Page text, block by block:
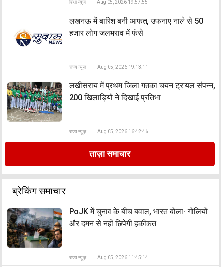
शिक्षा न्यूज़ Aug 05, 2026 19:57:55
लखनऊ में बारिश बनी आफत, उफनाए नाले से 50
हजार लोग जलभराव में फंसे
राज्य न्यूज़ Aug 05, 2026 19:13:11
लखीसराय में प्रथम जिला गतका चयन ट्रायल संपन्न,
200 खिलाड़ियों ने दिखाई प्रतिभा
राज्य न्यूज़ Aug 05, 2026 16:42:46
ताज़ा समाचार
ब्रेकिंग समाचार
PoJK में चुनाव के बीच बवाल, भारत बोला- गोलियों
और दमन से नहीं छिपेगी हकीकत
राज्य न्यूज़ Aug 05, 2026 11:45:14